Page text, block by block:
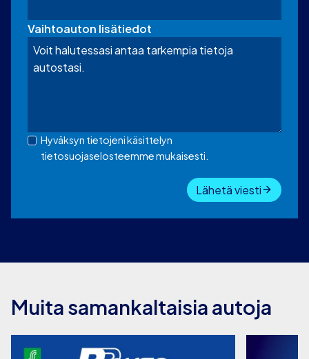
Vaihtoauton lisätiedot
Hyväksyn tietojeni käsittelyn
tietosuojaselosteemme mukaisesti.
Lähetä viesti
Muita samankaltaisia autoja